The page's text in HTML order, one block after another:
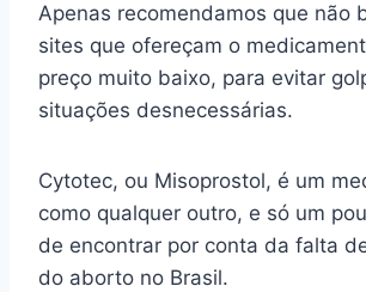
Apenas recomendamos que não
sites que ofereçam o
preço muito baixo, para evitar
situações desnecessárias.
Cytotec, ou Misoprostol, é um
como qualquer outro, e só um
de encontrar por conta da falta
do aborto no Brasil.